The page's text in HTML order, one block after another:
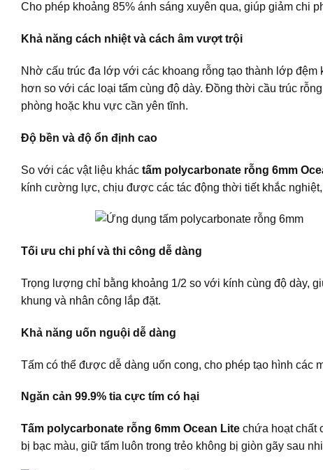
Cho phép khoảng 85% ánh sáng xuyên qua, giúp giảm chi
Khả năng cách nhiệt và cách âm vượt trội
Nhờ cấu trúc đa lớp với các khoang rỗng tạo thành lớp
hơn so với các loại tấm cùng độ dày. Đồng thời cầu trúc
phòng hoặc khu vực cần yên tĩnh.
Độ bền và độ ổn định cao
So với các vật liệu khác tấm polycarbonate rỗng 6mm
kính cường lực, chịu được các tác động thời tiết khắc
Tối ưu chi phí và thi công dễ dàng
Trọng lượng chỉ bằng khoảng 1/2 so với kính cùng độ dày,
khung và nhân công lắp đặt.
Khả năng uốn nguội dễ dàng
Tấm có thể được dễ dàng uốn cong, cho phép tạo hình các
Ngăn cản 99.9% tia cực tím có hại
Tấm polycarbonate rỗng 6mm Ocean Lite chứa hoạt chất
bị bạc màu, giữ tấm luôn trong trẻo không bị giòn gãy sau